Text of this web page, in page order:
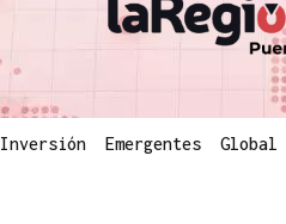
Inversión Emergentes Global